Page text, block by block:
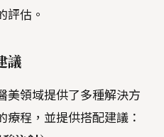
評估。
議
美領域提供了多種解決方
程，並提供搭配建議：